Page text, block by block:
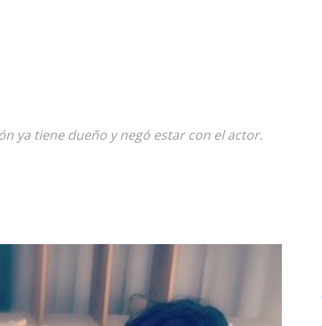
Diario
ya tiene dueño y negó estar con el actor.